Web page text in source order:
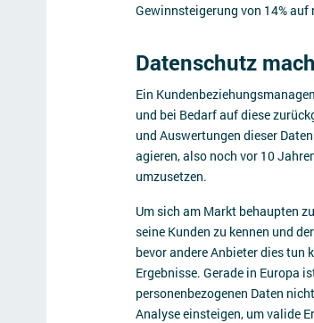
Gewinnsteigerung von 14%
Datenschutz
Ein
und bei Bedarf auf diese
und Auswertungen dieser
agieren, also noch vor 10
umzusetzen.
Um sich am Markt behaupten
seine Kunden zu kennen und
bevor andere Anbieter dies tun
Ergebnisse. Gerade in Europa
personenbezogenen Daten
Analyse einsteigen, um valide